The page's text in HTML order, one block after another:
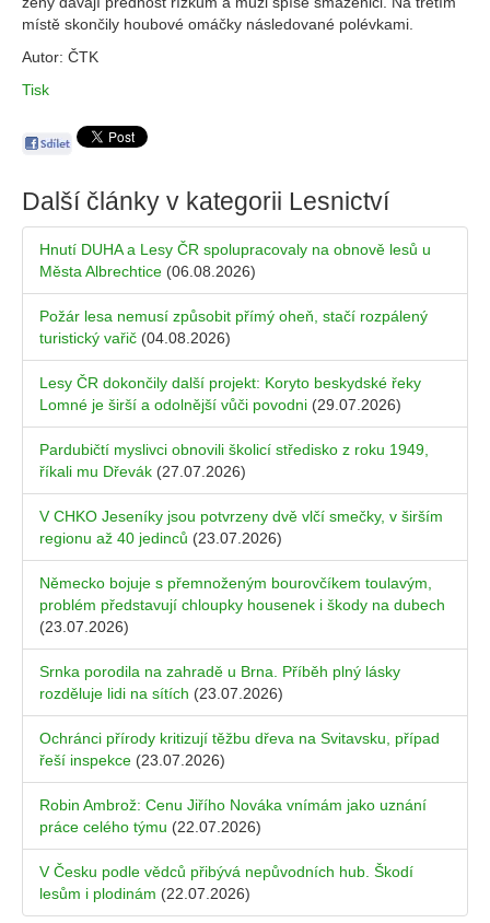
místě skončily houbové omáčky následované polévkami.
Autor: ČTK
Tisk
Další články v kategorii Lesnictví
Hnutí DUHA a Lesy ČR spolupracovaly na obnově lesů u
Města Albrechtice (06.08.2026)
Požár lesa nemusí způsobit přímý oheň, stačí rozpálený
turistický vařič (04.08.2026)
Lesy ČR dokončily další projekt: Koryto beskydské řeky
Lomné je širší a odolnější vůči povodni (29.07.2026)
Pardubičtí myslivci obnovili školicí středisko z roku 1949,
říkali mu Dřevák (27.07.2026)
V CHKO Jeseníky jsou potvrzeny dvě vlčí smečky, v širším
regionu až 40 jedinců (23.07.2026)
Německo bojuje s přemnoženým bourovčíkem toulavým,
problém představují chloupky housenek i škody na dubech
(23.07.2026)
Srnka porodila na zahradě u Brna. Příběh plný lásky
rozděluje lidi na sítích (23.07.2026)
Ochránci přírody kritizují těžbu dřeva na Svitavsku, případ
řeší inspekce (23.07.2026)
Robin Ambrož: Cenu Jiřího Nováka vnímám jako uznání
práce celého týmu (22.07.2026)
V Česku podle vědců přibývá nepůvodních hub. Škodí
lesům i plodinám (22.07.2026)